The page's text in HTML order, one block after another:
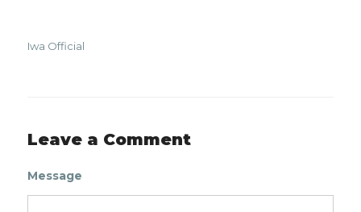
Iwa Official
Leave a Comment
Message